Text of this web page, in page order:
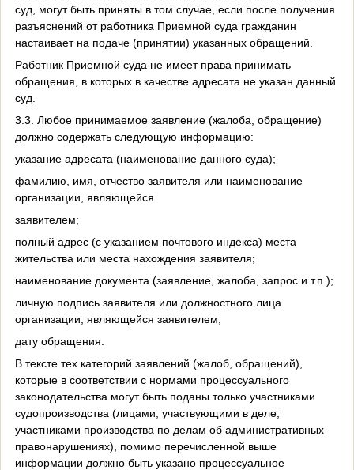
суд, могут быть приняты в том случае, если после получения
разъяснений от работника Приемной суда гражданин
настаивает на подаче (принятии) указанных обращений.
Работник Приемной суда не имеет права принимать
обращения, в которых в качестве адресата не указан данный
суд.
3.3. Любое принимаемое заявление (жалоба, обращение)
должно содержать следующую информацию:
указание адресата (наименование данного суда);
фамилию, имя, отчество заявителя или наименование
организации, являющейся
заявителем;
полный адрес (с указанием почтового индекса) места
жительства или места нахождения заявителя;
наименование документа (заявление, жалоба, запрос и т.п.);
личную подпись заявителя или должностного лица
организации, являющейся заявителем;
дату обращения.
В тексте тех категорий заявлений (жалоб, обращений),
которые в соответствии с нормами процессуального
законодательства могут быть поданы только участниками
судопроизводства (лицами, участвующими в деле;
участниками производства по делам об административных
правонарушениях), помимо перечисленной выше
информации должно быть указано процессуальное